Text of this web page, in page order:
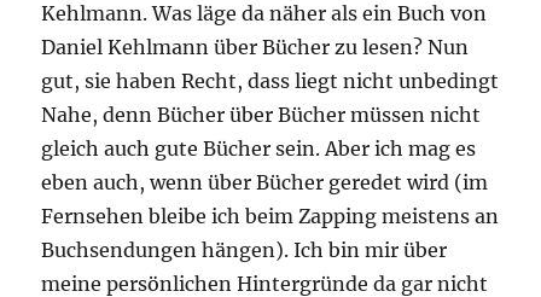
Kehlmann. Was läge da näher als ein Buch von
Daniel Kehlmann über Bücher zu lesen? Nun
gut, sie haben Recht, dass liegt nicht unbedingt
Nahe, denn Bücher über Bücher müssen nicht
gleich auch gute Bücher sein. Aber ich mag es
eben auch, wenn über Bücher geredet wird (im
Fernsehen bleibe ich beim Zapping meistens an
Buchsendungen hängen). Ich bin mir über
meine persönlichen Hintergründe da gar nicht